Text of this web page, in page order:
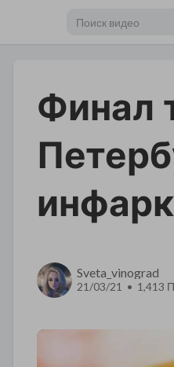
Финал
Sveta_vinograd
21/03/21 • 1,413